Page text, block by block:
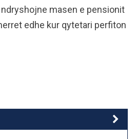
masen e pensionit
edhe kur qytetari perfiton